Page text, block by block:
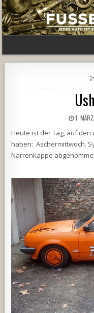
1.
Heute ist der Tag, auf
haben: Aschermittwoch.
Narrenkappe